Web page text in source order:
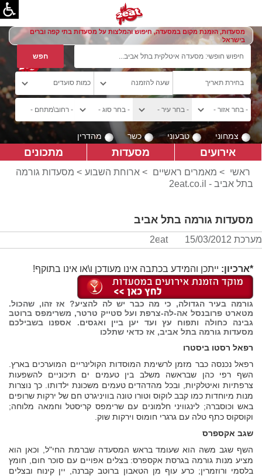
מסעדות, הזמנת מקום במסעדה, חיפוש והמלצות על מסעדות בתי קפה וברים
בישראל
צמחוני טבעוני כשר מהדרין
אירועים מסעדות מתכונים
ראשי > מאמרים ראשיים > ארוחת השבוע > מסעדות גורמה
בתל אביב - 2eat.co.il
מסעדות גורמה בתל אביב
מערכת 2eat 15/03/2012
*ארכיון: ייתכן והמידע בכתבה אינו מעודכן ו\או אינו בתוקף!
גורמה בעיר הגדולה, כי מה כבר יש לה להציע? אז זהו, שהכול.
מטארט פרובנסל אה-לה-צרפת ועל סטייק טרטר, משרימפס ברוטב
גבינה כחולה ותפוח עץ ועד יען ביין ואגסים. אספנו בשבילכם
מסעדות גורמה בתל אביב, אז כדאי שתלכו
רפאל רסטו ביסטרו
רפאל נכנסה כבר מזמן לרשימת המוסדות הקולינריים המוערכים בארץ.
השף רפי כהן שבראשה משלב בין טעמים ים תיכוניים להשפעות
צרפתיות ואיטלקיות, ובכל מהדהדים טעמים משכונת ילדותו. כך נוצרות
מנות מיוחדות כמו קבב לוקוס וטורו טונה בוויניגרט חם של ירקות שרופים
באש וכוסברה; לינגוויני חלמונים עם שרימפס קריסטל וחמאה מלוחה;
וקוסקוס כתף טלה עם גרגרי חומוס וירקות שוק.
שגב אקספרס
השף שגב משה הוא שעומד בראש המסעדה שברמת החי"ל, וכאן הוא
מציע מנות גורמה בגרסת אקספרס: בצלים אפויים עם סוכר חום, חומץ
בלסמי ורוזמרין; כרע עוף מן הטאבון ברוטב קברנה, יין קינוח ובצלים